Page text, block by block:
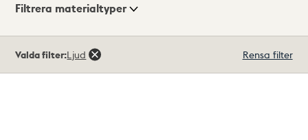
Visningsläge
Filtrera materialtyper
träffar
Valda filter:Ljud Rensa filter